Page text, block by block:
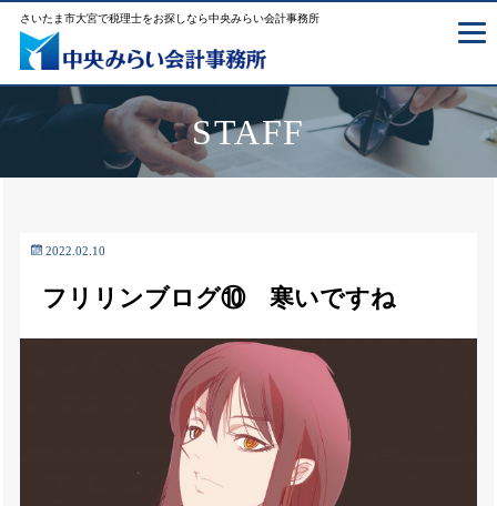
さいたま市大宮で税理士をお探しなら中央みらい会計事務所
STAFF
2022.02.10
フリリンブログ⑩ 寒いですね